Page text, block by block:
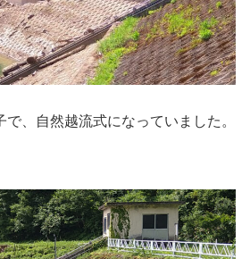
、自然越流式になっていました。